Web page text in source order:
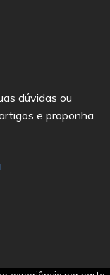
dúvidas ou
e proponha